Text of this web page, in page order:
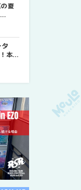
夏
本
で
幌市中央区の夏
ントまとめ |
庭市・千歳市の
ベントまとめ |
港】新カードラウ
。「SUPER
ネックス）」をご
MouLa
幌市南区の夏祭
トまとめ |